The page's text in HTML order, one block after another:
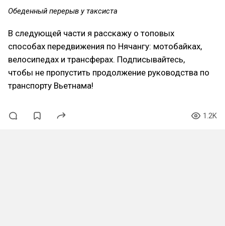
Обеденный перерыв у таксиста
В следующей части я расскажу о топовых
способах передвижения по Нячангу: мотобайках,
велосипедах и трансферах. Подписывайтесь,
чтобы не пропустить продолжение руководства по
транспорту Вьетнама!
1.2K